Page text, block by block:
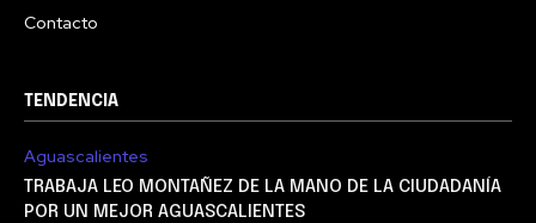
Contacto
TENDENCIA
Aguascalientes
TRABAJA LEO MONTAÑEZ DE LA MANO DE LA CIUDADANÍA
POR UN MEJOR AGUASCALIENTES